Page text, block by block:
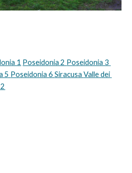
1 Poseidonia 2
5 Poseidonia 6 Siracusa Valle dei